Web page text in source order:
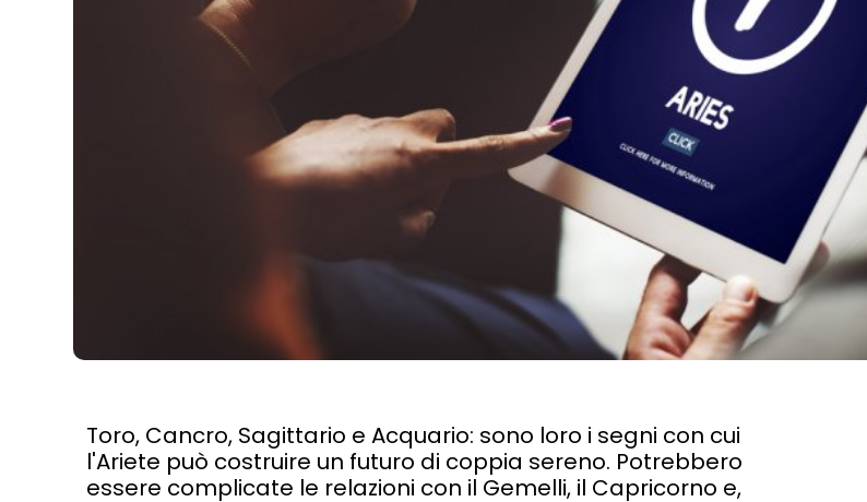
Toro, Cancro, Sagittario e Acquario: sono loro i segni con cui
l'Ariete può costruire un futuro di coppia sereno. Potrebbero
essere complicate le relazioni con il Gemelli, il Capricorno e,